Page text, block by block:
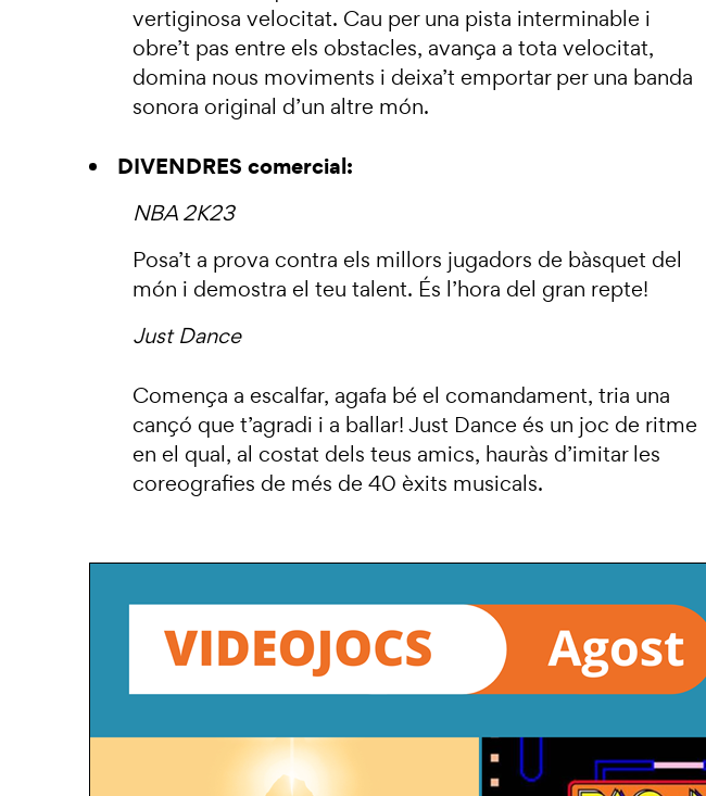
vertiginosa velocitat. Cau per una pista interminable i
obre’t pas entre els obstacles, avança a tota velocitat,
domina nous moviments i deixa’t emportar per una banda
sonora original d’un altre món.
DIVENDRES comercial:
NBA 2K23
Posa’t a prova contra els millors jugadors de bàsquet del
món i demostra el teu talent. És l’hora del gran repte!
Just Dance
Comença a escalfar, agafa bé el comandament, tria una
cançó que t’agradi i a ballar! Just Dance és un joc de ritme
en el qual, al costat dels teus amics, hauràs d’imitar les
coreografies de més de 40 èxits musicals.